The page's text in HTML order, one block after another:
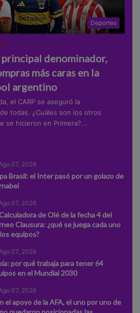
Deportes
2
denominador,
más caras en la
argentino
el CARP se aseguró la
todas. ¿Cuáles son los otros
se hicieron en Primera?...
07, 2026
Brasil: el Inter pasó por un golazo de
07, 2026
de Olé de la fecha 4 del
Clausura: ¿qué se juega cada uno
equipos?
07, 2026
por qué trabaja para tener 64
en el Mundial 2030
07, 2026
el apoyo de la AFA, el uno por uno de